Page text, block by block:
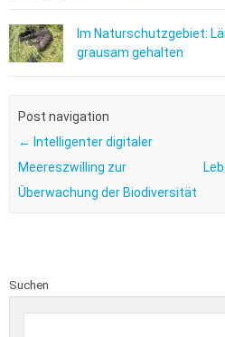
Im Naturschutzgebiet:
grausam gehalten
Post navigation
← Intelligenter digitaler
Meereszwilling zur
Überwachung der Biodiversität
Suchen